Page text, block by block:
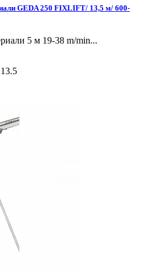
GEDA 250 FIXLIFT/ 13,5 м/ 600-
5 м 19-38 m/min...